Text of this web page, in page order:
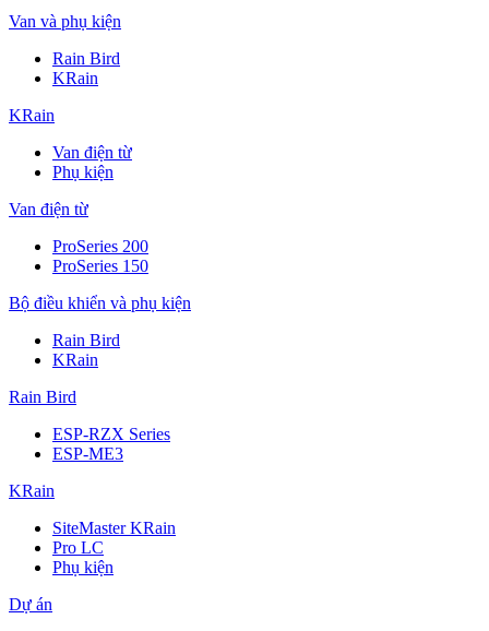
Van và phụ kiện
Rain Bird
KRain
KRain
Van điện từ
Phụ kiện
Van điện từ
ProSeries 200
ProSeries 150
Bộ điều khiển và phụ kiện
Rain Bird
KRain
Rain Bird
ESP-RZX Series
ESP-ME3
KRain
SiteMaster KRain
Pro LC
Phụ kiện
Dự án